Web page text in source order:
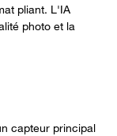
pliant. L'IA
photo et la
capteur principal